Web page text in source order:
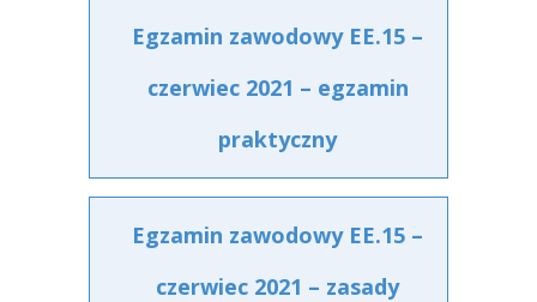
Egzamin zawodowy EE.15 –
czerwiec 2021 – egzamin
praktyczny
Egzamin zawodowy EE.15 –
czerwiec 2021 – zasady